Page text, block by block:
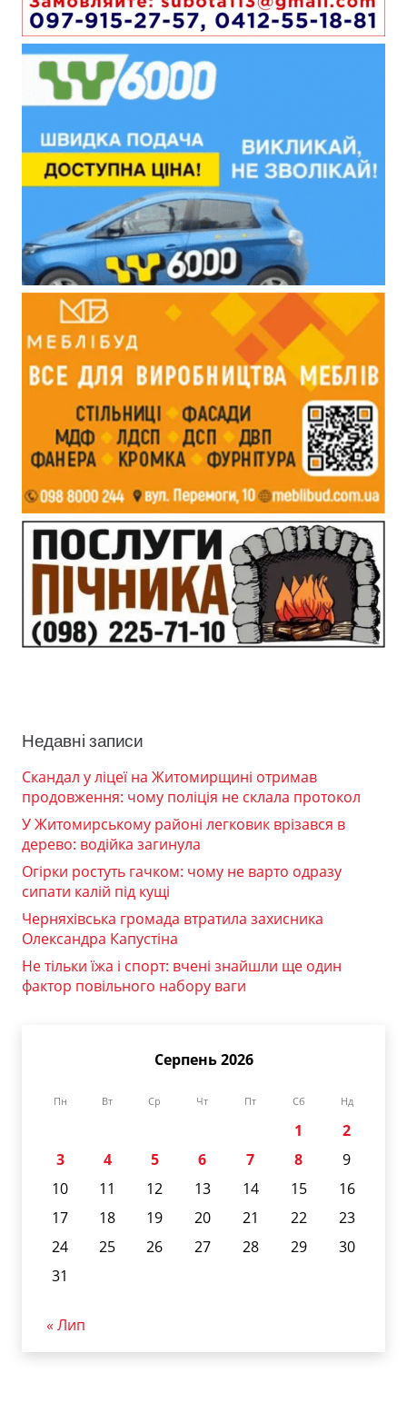
Недавні записи
Скандал у ліцеї на Житомирщині отримав
продовження: чому поліція не склала протокол
У Житомирському районі легковик врізався в
дерево: водійка загинула
Огірки ростуть гачком: чому не варто одразу
сипати калій під кущі
Черняхівська громада втратила захисника
Олександра Капустіна
Не тільки їжа і спорт: вчені знайшли ще один
фактор повільного набору ваги
Серпень 2026
Пн Вт Ср Чт Пт Сб Нд
1
2
3
4 5 6 7 8
9
10
11 12 13 14 15
16
17
18 19 20 21 22
23
24
25 26 27 28 29
30
31
« Лип